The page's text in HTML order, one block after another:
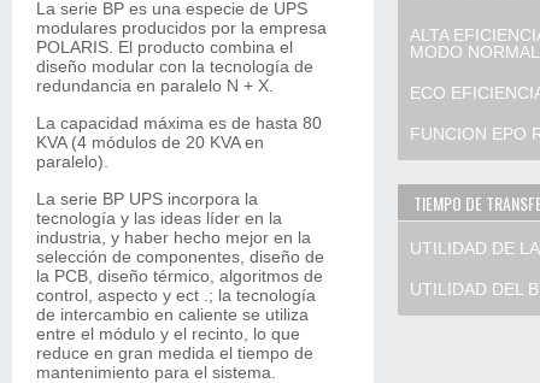
La serie BP es una especie de UPS
modulares producidos por la empresa
POLARIS. El producto combina el
diseño modular con la tecnología de
redundancia en paralelo N + X.
La capacidad máxima es de hasta 80
KVA (4 módulos de 20 KVA en
paralelo).
La serie BP UPS incorpora la
tecnología y las ideas líder en la
industria, y haber hecho mejor en la
selección de componentes, diseño de
la PCB, diseño térmico, algoritmos de
control, aspecto y ect .; la tecnología
de intercambio en caliente se utiliza
entre el módulo y el recinto, lo que
reduce en gran medida el tiempo de
mantenimiento para el sistema.
ALTA
MODO NORMAL
ECO
FUNCION EPO
TIEMPO DE
UTILIDAD DE
UTILIDAD DEL